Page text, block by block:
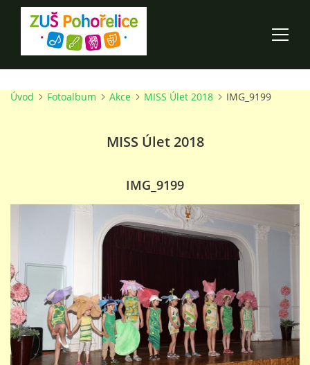
ÚVOD
100 LET ZUŠ POHOŘELICE
PRO RODIČE
TALENTOVÉ ZKOUŠKY
STUDIJNÍ OBORY
Úvod Fotoalbum Akce MISS Úlet 2018 IMG_9199
MISS Úlet 2018
IMG_9199